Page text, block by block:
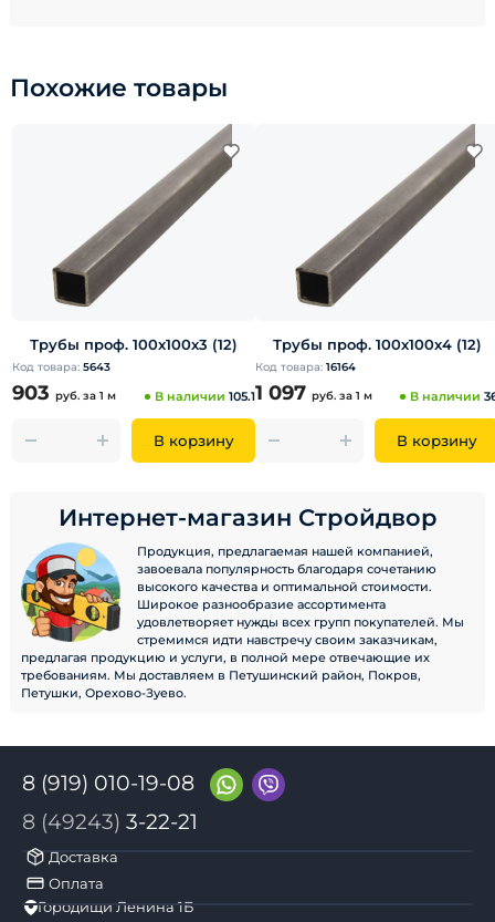
Похожие товары
Трубы проф. 100х100х3 (12)
Код товара: 5643
903 руб. за 1 м В наличии 105.1
В корзину
Трубы проф. 100х100х4 (12)
Код товара: 16164
1 097 руб. за 1 м В наличии
В корзину
Интернет-магазин Стройдвор
Продукция, предлагаемая нашей компанией,
завоевала популярность благодаря сочетанию
высокого качества и оптимальной стоимости.
Широкое разнообразие ассортимента
удовлетворяет нужды всех групп покупателей. Мы
стремимся идти навстречу своим заказчикам,
предлагая продукцию и услуги, в полной мере отвечающие их
требованиям. Мы доставляем в Петушинский район, Покров,
Петушки, Орехово-Зуево.
8 (919) 010-19-08
8 (49243) 3-22-21
Доставка
Оплата
Городищи Ленина 1Б